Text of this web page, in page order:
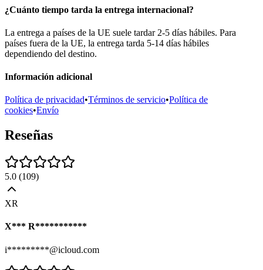
¿Cuánto tiempo tarda la entrega internacional?
La entrega a países de la UE suele tardar 2-5 días hábiles. Para
países fuera de la UE, la entrega tarda 5-14 días hábiles
dependiendo del destino.
Información adicional
Política de privacidad•Términos de servicio•Política de
cookies•Envío
Reseñas
5.0 (109)
XR
X*** R***********
i*********@icloud.com